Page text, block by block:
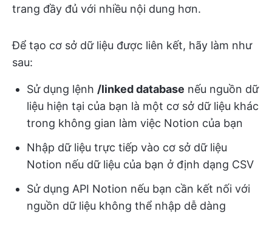
trang đầy đủ với nhiều nội dung hơn.
Để tạo cơ sở dữ liệu được liên kết, hãy làm như
sau:
Sử dụng lệnh /linked database nếu nguồn dữ
liệu hiện tại của bạn là một cơ sở dữ liệu khác
trong không gian làm việc Notion của bạn
Nhập dữ liệu trực tiếp vào cơ sở dữ liệu
Notion nếu dữ liệu của bạn ở định dạng CSV
Sử dụng API Notion nếu bạn cần kết nối với
nguồn dữ liệu không thể nhập dễ dàng